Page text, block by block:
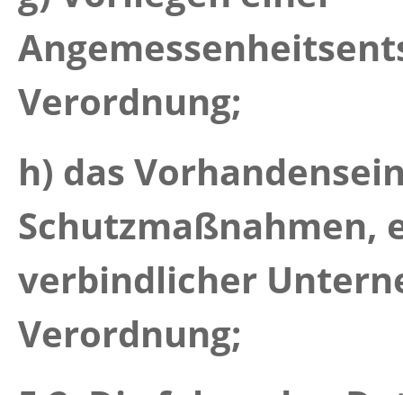
Verordnung;
h) das
Schutzmaßnahmen,
verbindlicher
Verordnung;